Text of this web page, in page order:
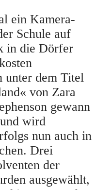
ein Kamera-
Schule auf
in die Dörfer
unter dem Titel
von Zara
gewann
wird
nun auch in
Drei
der
ausgewählt,